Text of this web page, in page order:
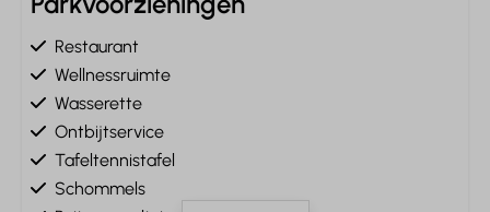
Restaurant
Wellnessruimte
Wasserette
Ontbijtservice
Tafeltennistafel
Schommels